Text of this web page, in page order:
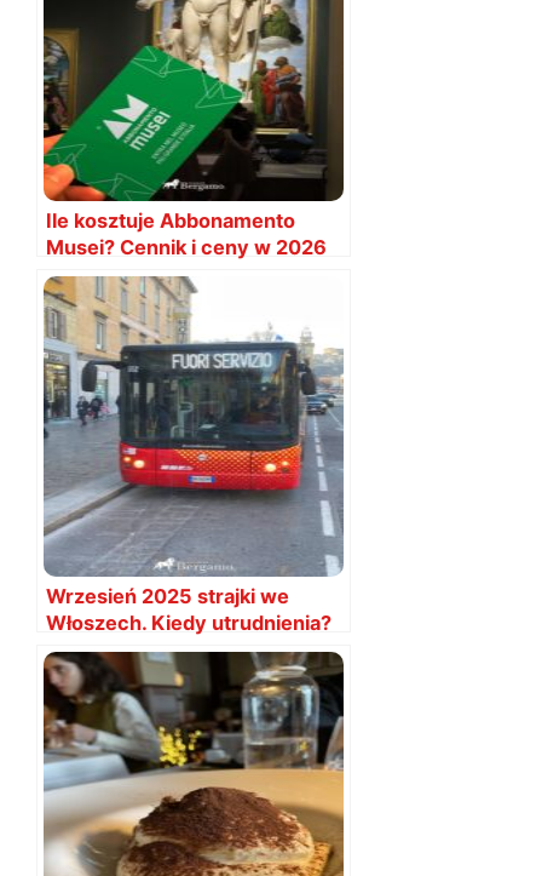
Ile kosztuje Abbonamento
Musei? Cennik i ceny w 2026
Wrzesień 2025 strajki we
Włoszech. Kiedy utrudnienia?